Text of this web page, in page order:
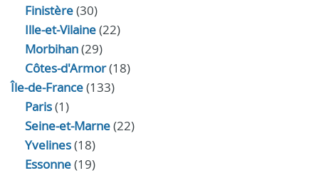
Finistère(30)
Ille-et-Vilaine(22)
Morbihan(29)
Côtes-d'Armor(18)
Île-de-France(133)
Paris(1)
Seine-et-Marne(22)
Yvelines(18)
Essonne(19)